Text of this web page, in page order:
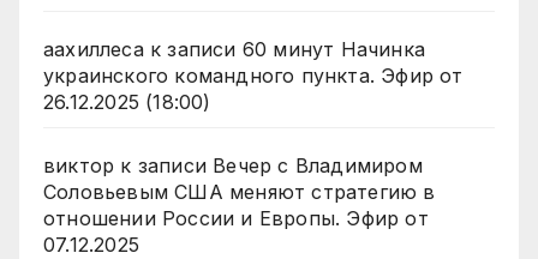
аахиллесак записи 60 минут Начинка
украинского командного пункта. Эфир от
26.12.2025 (18:00)
виктор к записи Вечер с Владимиром
Соловьевым США меняют стратегию в
отношении России и Европы. Эфир от
07.12.2025